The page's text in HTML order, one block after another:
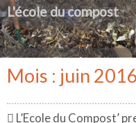
L'école du compost
Mois : juin 2016
L’Ecole du Compost’